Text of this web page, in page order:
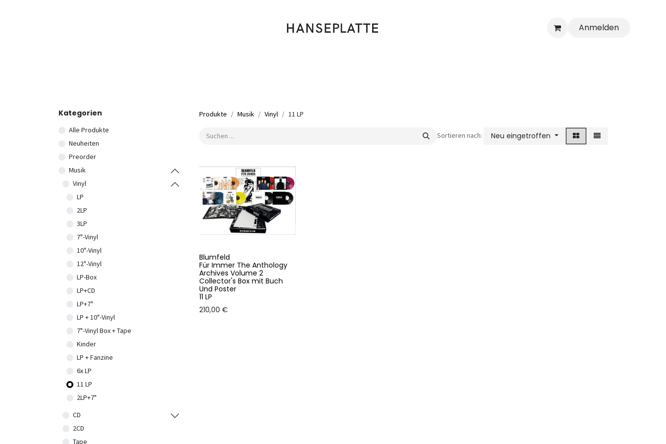
Anmelden
Kategorien
Alle Produkte
Neuheiten
Preorder
Musik
Vinyl
LP
2LP
3LP
7"-Vinyl
10"-Vinyl
12"-Vinyl
LP-Box
LP+CD
LP+7"
LP + 10"-Vinyl
7"-Vinyl Box + Tape
Kinder
LP + Fanzine
6x LP
11 LP
2LP+7"
CD
2CD
Tape
Produkte Musik Vinyl 11 LP
Sortieren nach: Neu eingetroffen
Blumfeld
Für Immer The Anthology
Archives Volume 2
Collector's Box mit Buch
Und Poster
11 LP
210,00 €